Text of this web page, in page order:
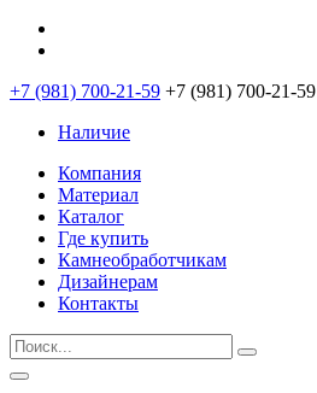
+7 (981) 700-21-59 +7 (981) 700-21-59
Наличие
Компания
Материал
Каталог
Где купить
Камнеобработчикам
Дизайнерам
Контакты